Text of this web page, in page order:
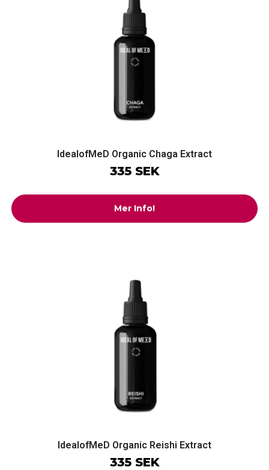
IdealofMeD Organic Chaga Extract
335 SEK
Mer Info!
IdealofMeD Organic Reishi Extract
335 SEK